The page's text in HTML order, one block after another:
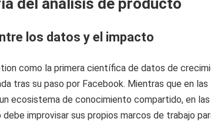
los datos y el impacto
como la primera científica de datos de
tras su paso por Facebook. Mientras que en las
ecosistema de conocimiento compartido, en las
improvisar sus propios marcos de trabajo